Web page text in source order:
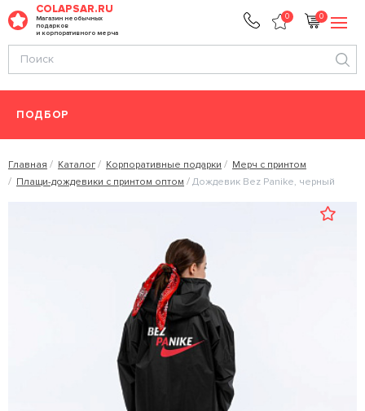
COLAPSAR.RU
Магазин необычных
подарков
и корпоративного мерча
0 0
ПОДБОР
Главная Каталог Корпоративные подарки
Мерч с принтом
Плащи-дождевики с принтом оптом
Дождевик Bez Panike, черный